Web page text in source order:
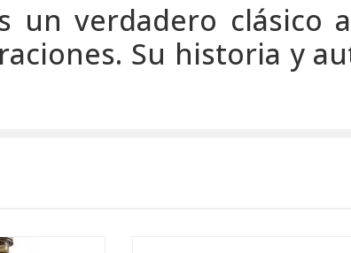
un verdadero clásico
Su historia y